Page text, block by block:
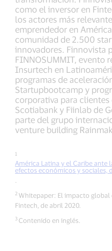
como el inversor en
los actores más
emprendedor en
comunidad de 2.500
innovadores. Finnovista
FINNOSUMMIT, evento
Insurtech en
programas de
Startupbootcamp y
corporativa para clientes
Scotiabank y Fiinlab de
parte del grupo
venture building
1
América Latina y el Caribe ante
efectos económicos y sociales,
2 Whitepaper: El impacto global
Fintech, de abril 2020.
3 Contenido en inglés.